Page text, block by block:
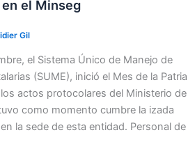
el Minseg
Gil
el Sistema Único de Manejo de
(SUME), inició el Mes de la Patria
actos protocolares del Ministerio de
como momento cumbre la izada
la sede de esta entidad. Personal de